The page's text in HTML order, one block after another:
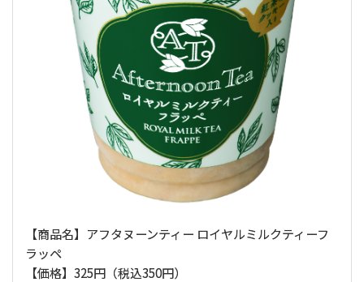
【商品名】アフタヌーンティー ロイヤルミルクティーフ
ラッペ
【価格】325円（税込350円）